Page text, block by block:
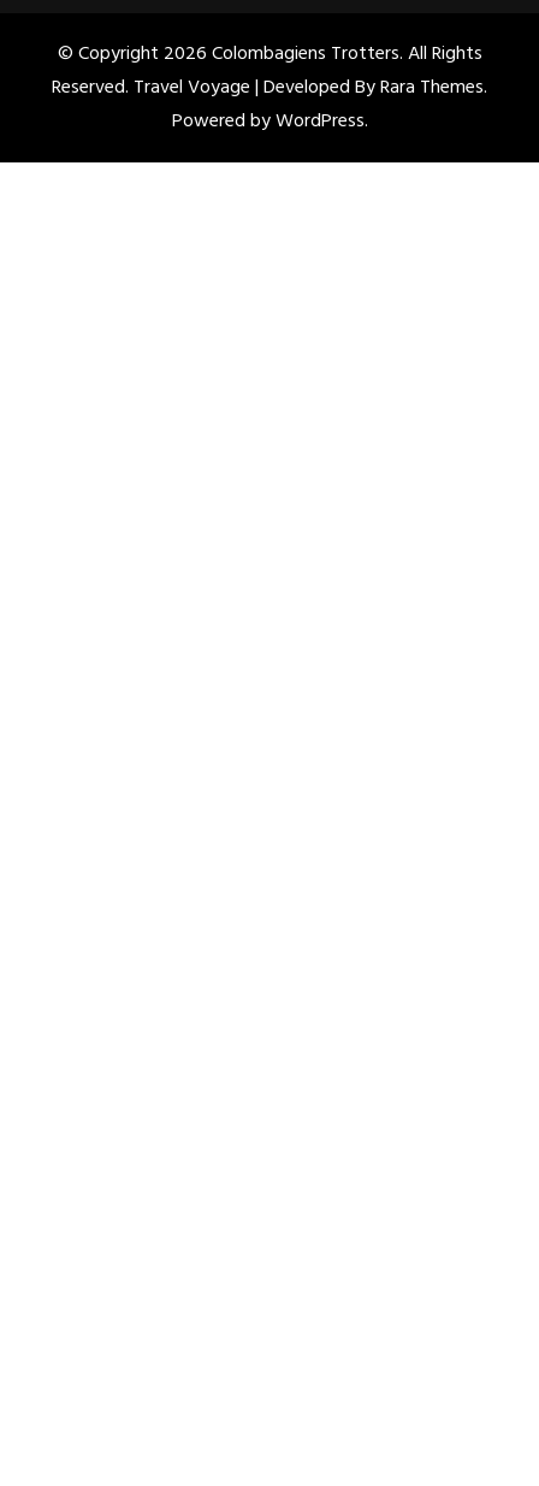
© Copyright 2026Colombagiens Trotters. All Rights
Reserved. Travel Voyage | Developed ByRara Themes.
Powered byWordPress.